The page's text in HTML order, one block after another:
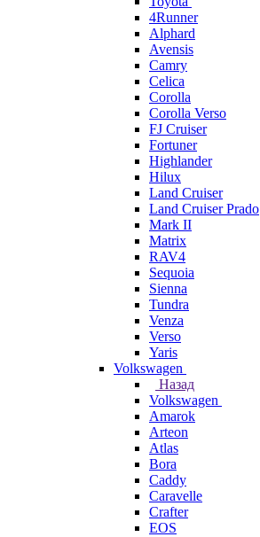
4Runner
Alphard
Avensis
Camry
Celica
Corolla
Corolla Verso
FJ Cruiser
Fortuner
Highlander
Hilux
Land Cruiser
Land Cruiser Prado
Mark II
Matrix
RAV4
Sequoia
Sienna
Tundra
Venza
Verso
Yaris
Volkswagen
Назад
Volkswagen
Amarok
Arteon
Atlas
Bora
Caddy
Caravelle
Crafter
EOS